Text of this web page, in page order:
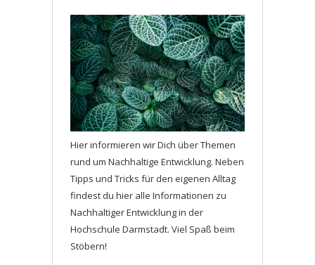
Hier informieren wir Dich über Themen
rund um Nachhaltige Entwicklung. Neben
Tipps und Tricks für den eigenen Alltag
findest du hier alle Informationen zu
Nachhaltiger Entwicklung in der
Hochschule Darmstadt. Viel Spaß beim
Stöbern!